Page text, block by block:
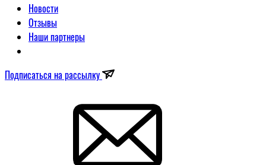
Новости
Отзывы
Наши партнеры
Подписаться на рассылку